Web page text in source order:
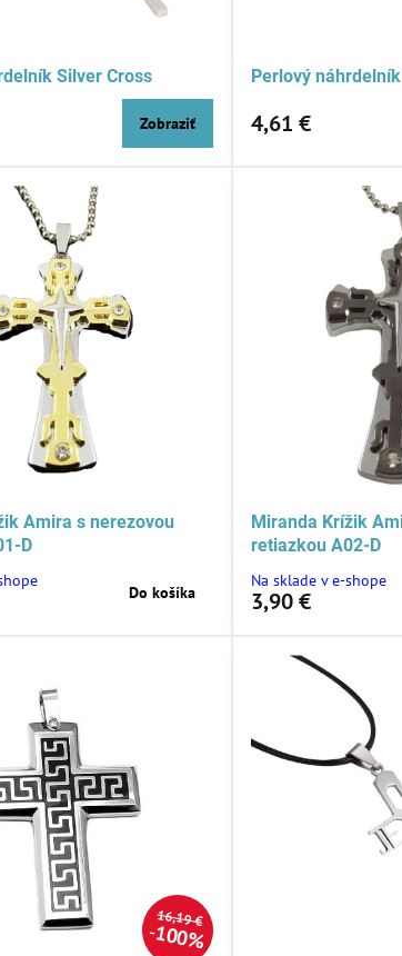
Silver Cross
Zobraziť
Perlový
4,61 €
Amira s nerezovou
D
Do košíka
Miranda Krížik
retiazkou A02-D
Na sklade v e-shope
3,90 €
16,19 €
100%